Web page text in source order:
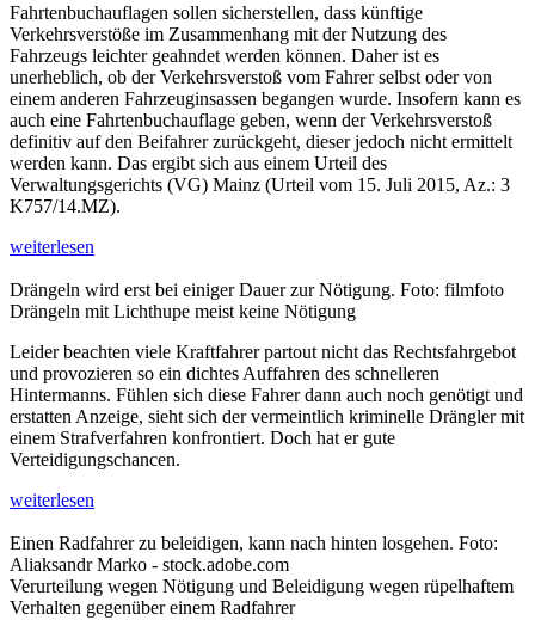
Fahrtenbuchauflagen sollen sicherstellen, dass künftige
Verkehrsverstöße im Zusammenhang mit der Nutzung des
Fahrzeugs leichter geahndet werden können. Daher ist es
unerheblich, ob der Verkehrsverstoß vom Fahrer selbst oder von
einem anderen Fahrzeuginsassen begangen wurde. Insofern kann es
auch eine Fahrtenbuchauflage geben, wenn der Verkehrsverstoß
definitiv auf den Beifahrer zurückgeht, dieser jedoch nicht ermittelt
werden kann. Das ergibt sich aus einem Urteil des
Verwaltungsgerichts (VG) Mainz (Urteil vom 15. Juli 2015, Az.: 3
K757/14.MZ).
weiterlesen
Drängeln wird erst bei einiger Dauer zur Nötigung. Foto: filmfoto
Drängeln mit Lichthupe meist keine Nötigung
Leider beachten viele Kraftfahrer partout nicht das Rechtsfahrgebot
und provozieren so ein dichtes Auffahren des schnelleren
Hintermanns. Fühlen sich diese Fahrer dann auch noch genötigt und
erstatten Anzeige, sieht sich der vermeintlich kriminelle Drängler mit
einem Strafverfahren konfrontiert. Doch hat er gute
Verteidigungschancen.
weiterlesen
Einen Radfahrer zu beleidigen, kann nach hinten losgehen. Foto:
Aliaksandr Marko - stock.adobe.com
Verurteilung wegen Nötigung und Beleidigung wegen rüpelhaftem
Verhalten gegenüber einem Radfahrer